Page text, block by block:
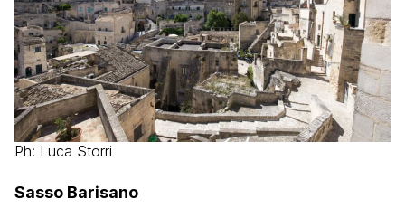
Ph: Luca Storri
Sasso Barisano